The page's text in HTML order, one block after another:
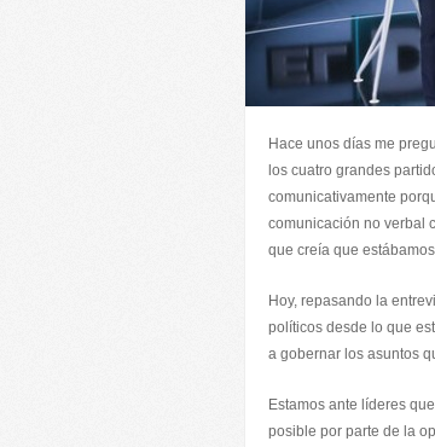
Hace unos días me
los cuatro grandes
comunicativamente
comunicación no verbal
que creía que
Hoy, repasando la
políticos desde lo que
a gobernar los asuntos
Estamos ante líderes
posible por parte de la